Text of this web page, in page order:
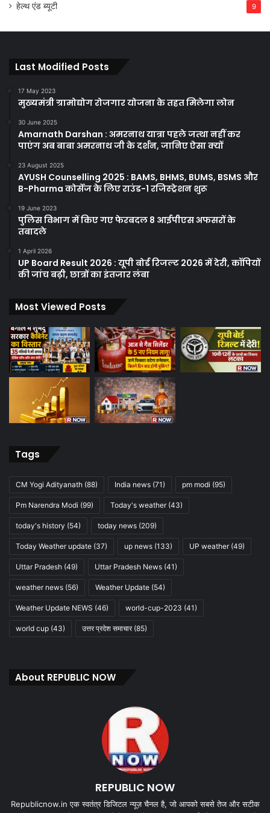
हेल्थ एंड ब्यूटी 9
Last Modified Posts
17 May 2023
मुख्यमंत्री ग्रामोद्योग रोजगार योजना के तहत मिलेगा लोन
30 June 2025
Amarnath Darshan : अमरनाथ यात्रा पहले जत्था नहीं कर
पाएंग अब बाबा अमरनाथ जी के दर्शन, जानिए ऐसा क्यों
23 August 2025
AYUSH Counselling 2025 : BAMS, BHMS, BUMS, BSMS और
B-Pharma कोर्सेज के लिए राउंड-1 रजिस्ट्रेशन शुरू
19 June 2023
पुलिस विभाग में किए गए फेरबदल 8 आईपीएस अफसरों के
तबादले
1 April 2026
UP Board Result 2026 : यूपी बोर्ड रिजल्ट 2026 में देरी, कॉपियों
की जांच बढ़ी, छात्रों का इंतजार लंबा
Most Viewed Posts
Tags
CM Yogi Adityanath (88) India news (71) pm modi (95)
Pm Narendra Modi (99) Today's weather(43)
today's history (54) today news (209)
Today Weather update (37) up news (133) UP weather(49)
Uttar Pradesh (49) Uttar Pradesh News (41)
weather news (56) Weather Update (54)
Weather Update NEWS (46) world-cup-2023 (41)
world cup (43) उत्तर प्रदेश समाचार(85)
About REPUBLIC NOW
REPUBLIC NOW
Republicnow.in एक स्वतंत्र डिजिटल न्यूज़ चैनल है, जो आपको सबसे तेज और सटीक